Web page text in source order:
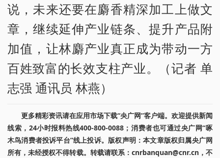
说，未来还要在麝香精深加工上做文
章，继续延伸产业链条、提升产品附
加值，让林麝产业真正成为带动一方
百姓致富的长效支柱产业。（记者 单
志强 通讯员 林燕）
更多精彩资讯请在应用市场下载“央广网”客户端。欢迎提供新闻
线索，24小时报料热线400-800-0088；消费者也可通过央广网“啄
木鸟消费者投诉平台”线上投诉。版权声明：本文章版权归属央广网
所有，未经授权不得转载。转载请联系：cnrbanquan@cnr.cn，不